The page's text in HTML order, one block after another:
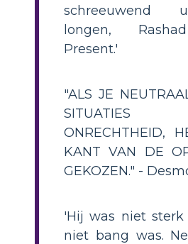
schreeuwend
longen,
Present.'
"ALS JE
ONRECHTHEID,
KANT VAN DE
GEKOZEN." -
'Hij was niet
niet bang was.